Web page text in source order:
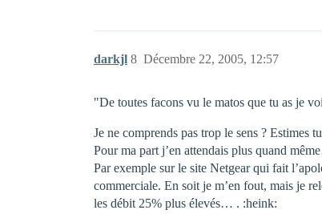
darkjl Décembre 22, 2005, 12:57
8
"De toutes facons vu le matos que tu as je
Je ne comprends pas trop le sens ? Estimes
Pour ma part j’en attendais plus quand
Par exemple sur le site Netgear qui fait
commerciale. En soit je m’en fout, mais je
les débit 25% plus élevés… . :heink: